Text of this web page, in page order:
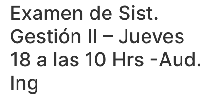
Examen de Sist.
Gestión II – Jueves
18 a las 10 Hrs -Aud.
Ing